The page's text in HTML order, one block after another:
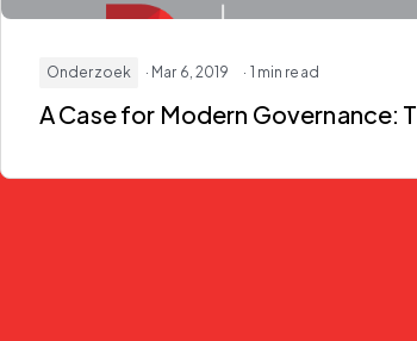
Onderzoek · Mar 6, 2019 · 1 min read
A Case for Modern Governance: